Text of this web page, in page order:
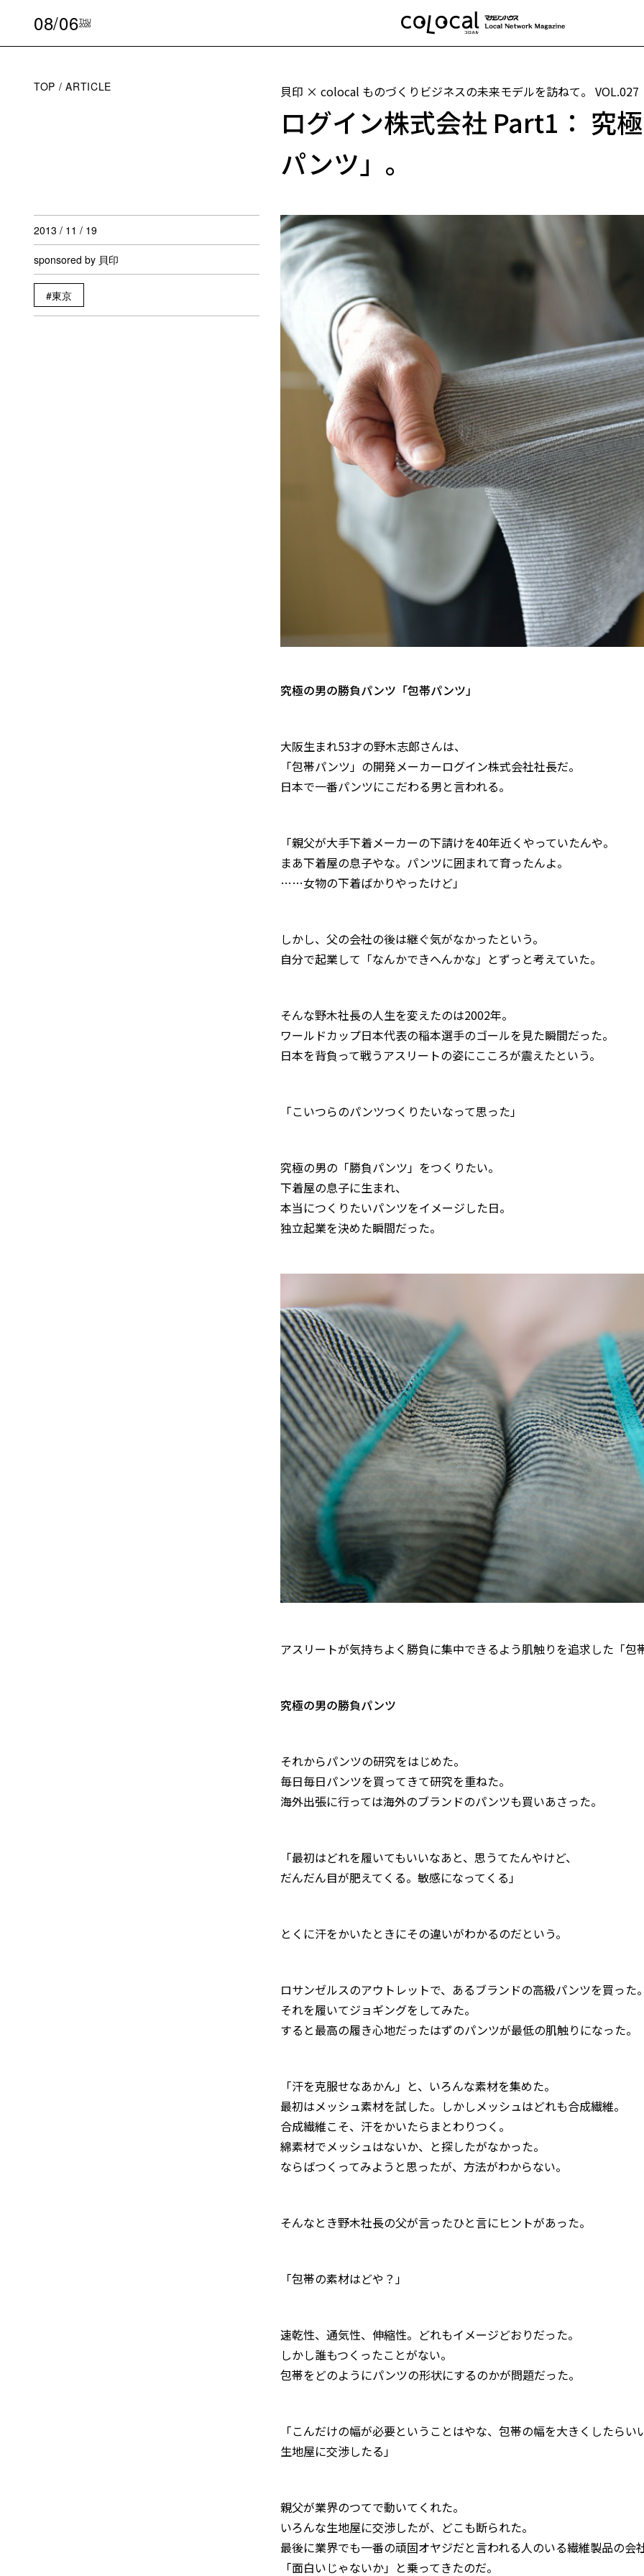
08/06THU
2026
TOP ARTICLE 貝印 × colocal ものづくりビジネスの未来モデルを訪ねて。 VOL.027
ログイン株式会社 Part1： 究
パンツ」。
2013 / 11 / 19
sponsored by 貝印
東京
究極の男の勝負パンツ「包帯パンツ」
大阪生まれ53才の野木志郎さんは、
「包帯パンツ」の開発メーカーログイン株式会社社長だ。
日本で一番パンツにこだわる男と言われる。
「親父が大手下着メーカーの下請けを40年近くやっていたんや。
まあ下着屋の息子やな。パンツに囲まれて育ったんよ。
……女物の下着ばかりやったけど」
しかし、父の会社の後は継ぐ気がなかったという。
自分で起業して「なんかできへんかな」とずっと考えていた。
そんな野木社長の人生を変えたのは2002年。
ワールドカップ日本代表の稲本選手のゴールを見た瞬間だった。
日本を背負って戦うアスリートの姿にこころが震えたという。
「こいつらのパンツつくりたいなって思った」
究極の男の「勝負パンツ」をつくりたい。
下着屋の息子に生まれ、
本当につくりたいパンツをイメージした日。
独立起業を決めた瞬間だった。
アスリートが気持ちよく勝負に集中できるよう肌触りを追求した「包
究極の男の勝負パンツ
それからパンツの研究をはじめた。
毎日毎日パンツを買ってきて研究を重ねた。
海外出張に行っては海外のブランドのパンツも買いあさった。
「最初はどれを履いてもいいなあと、思うてたんやけど、
だんだん目が肥えてくる。敏感になってくる」
とくに汗をかいたときにその違いがわかるのだという。
ロサンゼルスのアウトレットで、あるブランドの高級パンツを買った。
それを履いてジョギングをしてみた。
すると最高の履き心地だったはずのパンツが最低の肌触りになった。
「汗を克服せなあかん」と、いろんな素材を集めた。
最初はメッシュ素材を試した。しかしメッシュはどれも合成繊維。
合成繊維こそ、汗をかいたらまとわりつく。
綿素材でメッシュはないか、と探したがなかった。
ならばつくってみようと思ったが、方法がわからない。
そんなとき野木社長の父が言ったひと言にヒントがあった。
「包帯の素材はどや？」
速乾性、通気性、伸縮性。どれもイメージどおりだった。
しかし誰もつくったことがない。
包帯をどのようにパンツの形状にするのかが問題だった。
「こんだけの幅が必要ということはやな、包帯の幅を大きくしたらい
生地屋に交渉したる」
親父が業界のつてで動いてくれた。
いろんな生地屋に交渉したが、どこも断られた。
最後に業界でも一番の頑固オヤジだと言われる人のいる繊維製品の会
「面白いじゃないか」と乗ってきたのだ。